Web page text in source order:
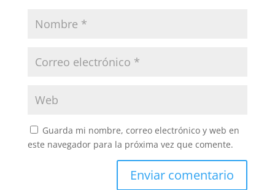
Guarda mi nombre, correo electrónico y web en
este navegador para la próxima vez que comente.